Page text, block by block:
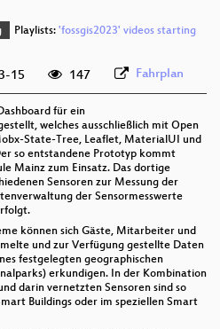
Playlists: 'fossgis2023' videos starting
15 147 Fahrplan
für ein
welches ausschließlich mit Open
State-Tree, Leaflet, MaterialUI und
so entstandene Prototyp kommt
Mainz zum Einsatz. Das dortige
Sensoren zur Messung der
der Sensormesswerte
können sich Gäste, Mitarbeiter und
und zur Verfügung gestellte Daten
festgelegten geographischen
erkundigen. In der Kombination
darin vernetzten Sensoren sind so
Buildings oder im speziellen Smart